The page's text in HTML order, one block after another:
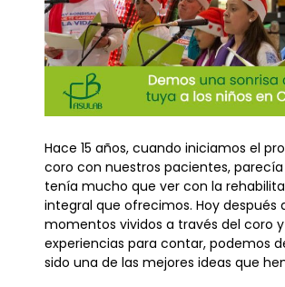
Hace 15 años, cuando iniciamos el
coro con nuestros pacientes,
tenía mucho que ver con la
integral que ofrecimos. Hoy después
momentos vividos a través del coro
experiencias para contar, podemos
sido una de las mejores ideas que